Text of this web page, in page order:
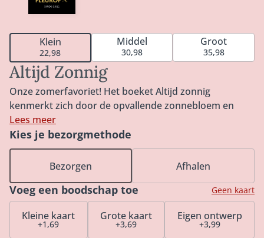
Altijd Zonnig
Onze zomerfavoriet! Het boeket Altijd zonnig
kenmerkt zich door de opvallende zonnebloem en
kleurrijke seizoensbloemen. Een mooi en speels
boeket en perfect voor op de salontafel of in de
keuken. Een ware eyecatcher en gevuld met de
mooiste en meest verse bloemen. Om dagen lang van
te genieten. Tip: bestel een bijpassende vaas, onze
heerlijke chocolade of luxe bonbons voor de ultieme
verrassing.
Lees meer
Klein
22,98
Middel
30,98
Groot
35,98
Voeg een boodschap toe Geen kaart
Kleine kaart
+1,69
Grote kaart
+3,69
Eigen ontwerp
+3,99
Kies je bezorgmethode
Bezorgen Afhalen